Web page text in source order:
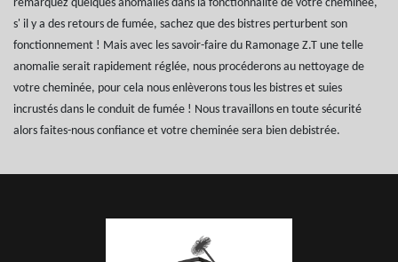
remarquez quelques anomalies dans la fonctionnalité de votre cheminée,
s' il y a des retours de fumée, sachez que des bistres perturbent son
fonctionnement ! Mais avec les savoir-faire du Ramonage Z.T une telle
anomalie serait rapidement réglée, nous procéderons au nettoyage de
votre cheminée, pour cela nous enlèverons tous les bistres et suies
incrustés dans le conduit de fumée ! Nous travaillons en toute sécurité
alors faites-nous confiance et votre cheminée sera bien debistrée.